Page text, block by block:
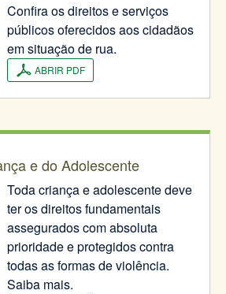
Confira os direitos e serviços
públicos oferecidos aos cidadãos
em situação de rua.
ABRIR PDF
e do Adolescente
Toda criança e adolescente deve
ter os direitos fundamentais
assegurados com absoluta
prioridade e protegidos contra
todas as formas de violência.
Saiba mais.